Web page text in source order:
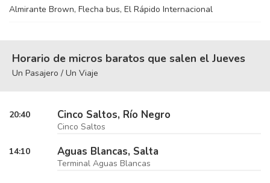
Almirante Brown, Flecha bus, El Rápido Internacional
Horario de micros baratos que salen el Jueves
Un Pasajero / Un Viaje
20:40 Cinco Saltos, Río Negro
Cinco Saltos
14:10 Aguas Blancas, Salta
Terminal Aguas Blancas